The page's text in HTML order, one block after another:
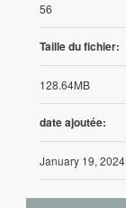
56
Taille du fichier:
128.64MB
date ajoutée:
January 19, 2024